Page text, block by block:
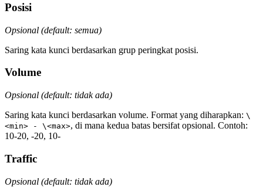
Posisi
Opsional (default: semua)
Saring kata kunci berdasarkan grup peringkat posisi.
Volume
Opsional (default: tidak ada)
Saring kata kunci berdasarkan volume. Format yang diharapkan: \
<min> - \<max>, di mana kedua batas bersifat opsional. Contoh:
10-20, -20, 10-
Traffic
Opsional (default: tidak ada)